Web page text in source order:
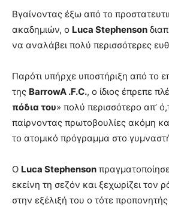
Βγαίνοντας έξω από το
ακαδημιών, ο Luca Stephenson
να αναλάβει πολύ περισσότερες
Παρότι υπήρχε υποστήριξη από το
της BarrowA .F.C., ο ίδιος έπρεπε
πόδια του» πολύ περισσότερο απ’
παίρνοντας πρωτοβουλίες ακόμη
το ατομικό πρόγραμμα στο
Ο Luca Stephenson
εκείνη τη σεζόν και ξεχωρίζει τον
στην εξέλιξή του ο τότε